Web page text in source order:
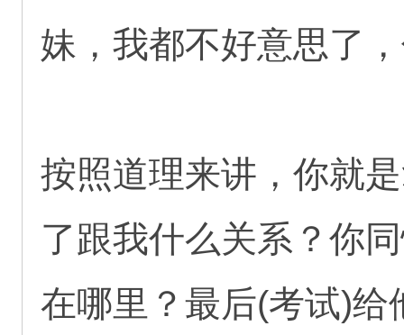
妹，我都不好意思了
按照道理来讲，你就
了跟我什么关系？你
在哪里？最后(考试)